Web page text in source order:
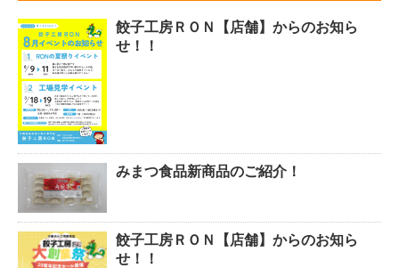
餃子工房ＲＯＮ【店舗】からのお知ら
せ！！
みまつ食品新商品のご紹介！
餃子工房ＲＯＮ【店舗】からのお知ら
せ！！